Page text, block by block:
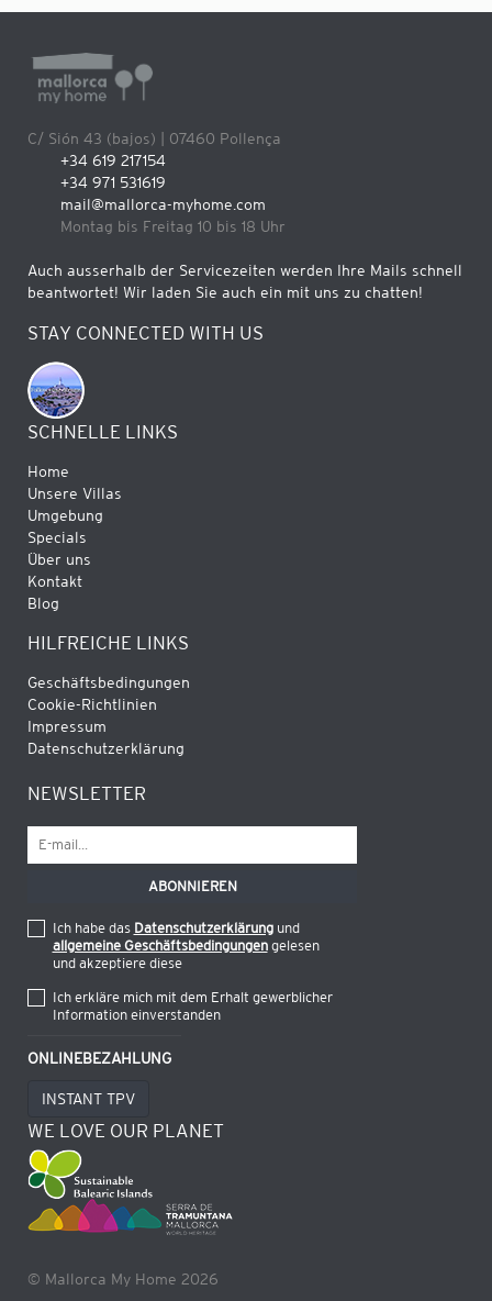
C/ Sión 43 (bajos) | 07460 Pollença
+34 619 217154
+34 971 531619
mail@mallorca-myhome.com
Montag bis Freitag 10 bis 18 Uhr
Auch ausserhalb der Servicezeiten werden Ihre Mails schnell
beantwortet! Wir laden Sie auch ein mit uns zu chatten!
STAY CONNECTED WITH US
SCHNELLE LINKS
Home
Unsere Villas
Umgebung
Specials
Über uns
Kontakt
Blog
HILFREICHE LINKS
Geschäftsbedingungen
Cookie-Richtlinien
Impressum
Datenschutzerklärung
NEWSLETTER
Ich habe das Datenschutzerklärungund
allgemeine Geschäftsbedingungengelesen
und akzeptiere diese
Ich erkläre mich mit dem Erhalt gewerblicher
Information einverstanden
ONLINEBEZAHLUNG
INSTANT TPV
WE LOVE OUR PLANET
© Mallorca My Home 2026